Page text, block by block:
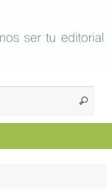
Buscar